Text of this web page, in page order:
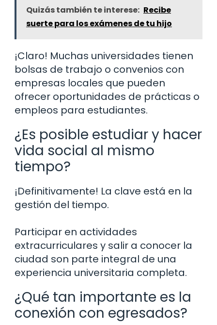
Quizás también te interese: Recibe
suerte para los exámenes de tu hijo
¡Claro! Muchas universidades tienen
bolsas de trabajo o convenios con
empresas locales que pueden
ofrecer oportunidades de prácticas o
empleos para estudiantes.
¿Es posible estudiar y hacer
vida social al mismo
tiempo?
¡Definitivamente! La clave está en la
gestión del tiempo.
Participar en actividades
extracurriculares y salir a conocer la
ciudad son parte integral de una
experiencia universitaria completa.
¿Qué tan importante es la
conexión con egresados?